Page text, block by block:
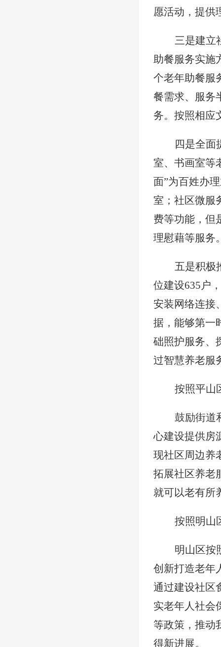
愿活动，提供
三是建立
助餐服务实施
个老年助餐服
餐需求、服务
务。按照相应
四是全面
室、书画室等
面”为百姓办
室；社区微服
费等功能，但
理慰藉等服务
五是积极
位建设635户
安装网络连接
据，能够第一
础照护服务、
过智慧养老服
按照平山
鼓励街道
心建设提供房
现社区周边养
拓展社区养老
就可以老有所
按照明山
明山区按
创新打造老年
通过建设社区
实老年人社会
等政策，推动
得新进展。